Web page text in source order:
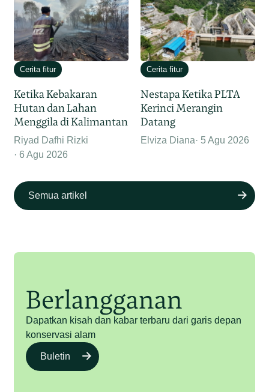
Cerita fitur
Ketika Kebakaran
Hutan dan Lahan
Menggila di Kalimantan
Riyad Dafhi Rizki
6 Agu 2026
Cerita fitur
Nestapa Ketika PLTA
Kerinci Merangin
Datang
Elviza Diana 5 Agu 2026
Semua artikel
Berlangganan
Dapatkan kisah dan kabar terbaru dari garis depan
konservasi alam
Buletin